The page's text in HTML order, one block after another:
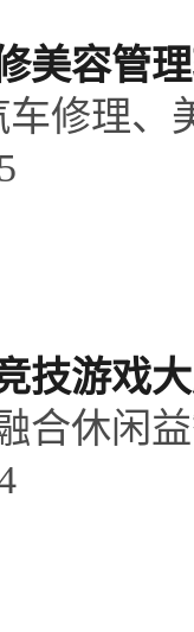
美容管
车修理、
技游戏
合休闲